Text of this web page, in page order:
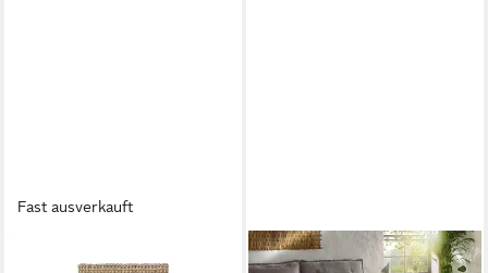
Fast ausverkauft
TARACARPET